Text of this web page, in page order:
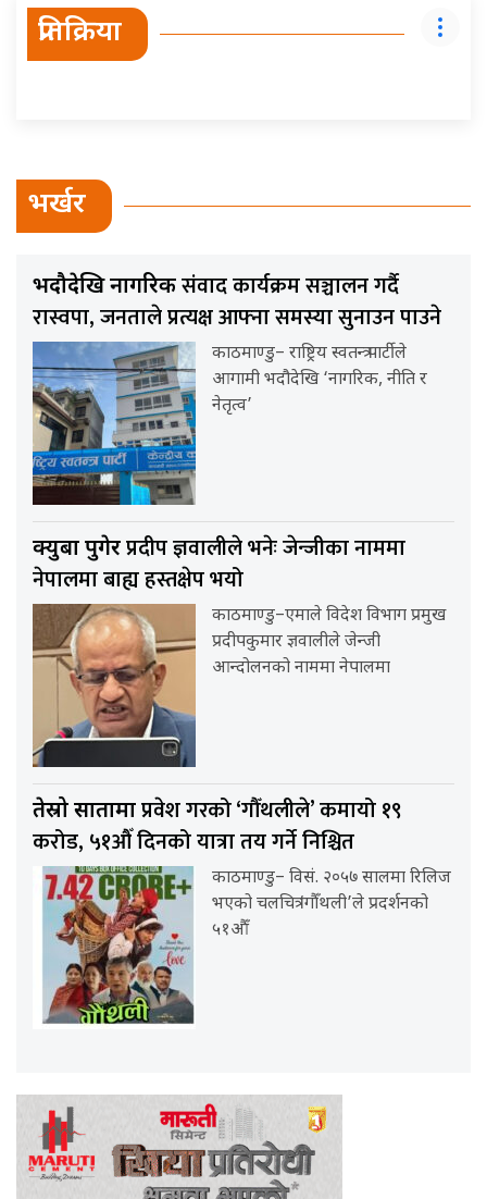
प्रतिक्रिया
भर्खर
भदौदेखि नागरिकसंवाद कार्यक्रम सञ्चालन गर्दै
रास्वपा, जनताले प्रत्यक्ष आफ्ना समस्या सुनाउन पाउने
काठमाण्डु– राष्ट्रिय स्वतन्त्र पार्टीले
आगामी भदौदेखि ‘नागरिक, नीति र
नेतृत्व’
क्युबा पुगेरप्रदीप ज्ञवालीले भनेः जेन्जीका नाममा
नेपालमा बाह्य हस्तक्षेप भयो
काठमाण्डु–एमाले विदेश विभाग प्रमुख
प्रदीपकुमार ज्ञवालीले जेन्जी
आन्दोलनको नाममा नेपालमा
तेस्रो सातामाप्रवेश गरको ‘गौँथलीले’ कमायो १९
करोड, ५१औँ दिनको यात्रा तय गर्ने निश्चित
काठमाण्डु– विसं. २०५७ सालमा रिलिज
भएको चलचित्र ‘गौँथली’ले प्रदर्शनको
५१औँ